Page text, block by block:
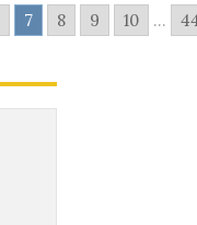
7 8 9 10 ...